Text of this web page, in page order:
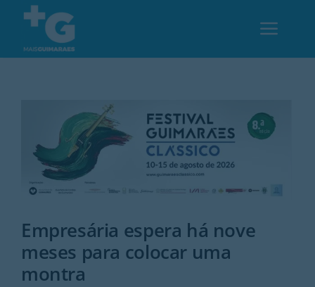
content
Desporto
Opinião
Região
Empresária espera há nove
meses para colocar uma
montra